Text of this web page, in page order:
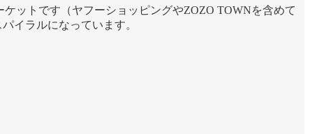
ットです（ヤフーショッピングやZOZO TOWNを含めて
イラルになっています。